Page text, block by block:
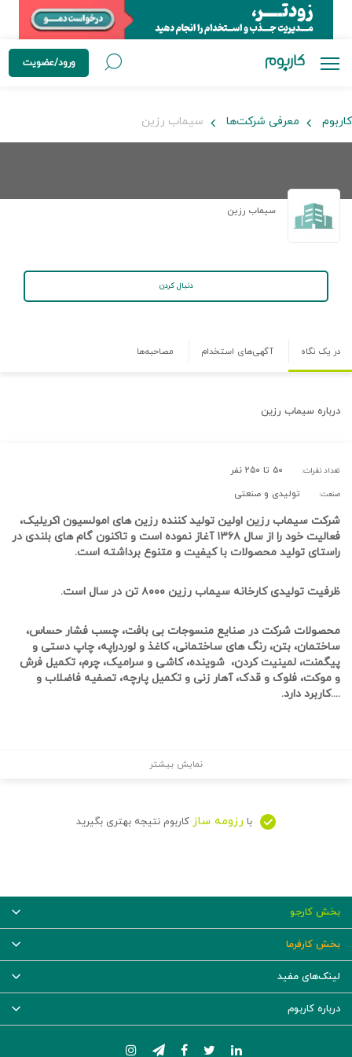
ورود/عضویت
کاربوم معرفی شرکت‌ها سیماب رزین
سیماب رزین
دنبال کردن
در یک نگاه آگهی‌های استخدام مصاحبه‌ها
درباره سیماب رزین
تعداد نفرات: ۵۰ تا ۲۵۰ نفر
صنعت: تولیدی و صنعتی
شرکت سیماب رزین اولین تولید کننده رزین های امولسیون اکریلیک،
فعالیت خود را از سال ۱۳۶۸ آغاز نموده است و تاکنون گام های بلندی در
راستای تولید محصولات با کیفیت و متنوع برداشته است.
ظرفیت تولیدی کارخانه سیماب رزین ۸۰۰۰ تن در سال است.
محصولات شرکت در صنایع منسوجات بی بافت، چسب فشار حساس،
ساختمان، بتن، رنگ های ساختمانی، کاغذ و لوردراپه، چاپ دستی و
پیگمنت، لمینیت کردن، شوینده، کاشی و سرامیک، چرم، تکمیل فرش
و موکت، فلوک و قدک، آهار زنی و تکمیل پارچه، تصفیه فاضلاب و
....کاربرد دارد.
نمایش بیشتر
با رزومه ساز کاربوم نتیجه بهتری بگیرید
بخش کارجو
بخش کارفرما
لینک‌های مفید
درباره کاربوم